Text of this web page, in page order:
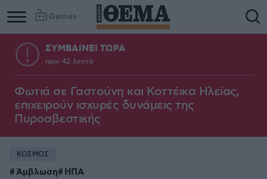
Games
Column
1
Column
2
ΣΥΜΒΑΙΝΕΙ ΤΩΡΑ
πριν 42 λεπτά
Φωτιά σε Γαστούνη και Κοττέικα Ηλείας,
επιχειρούν ισχυρές δυνάμεις της
Πυροσβεστικής
ΚΟΣΜΟΣ
Άμβλωση ΗΠΑ